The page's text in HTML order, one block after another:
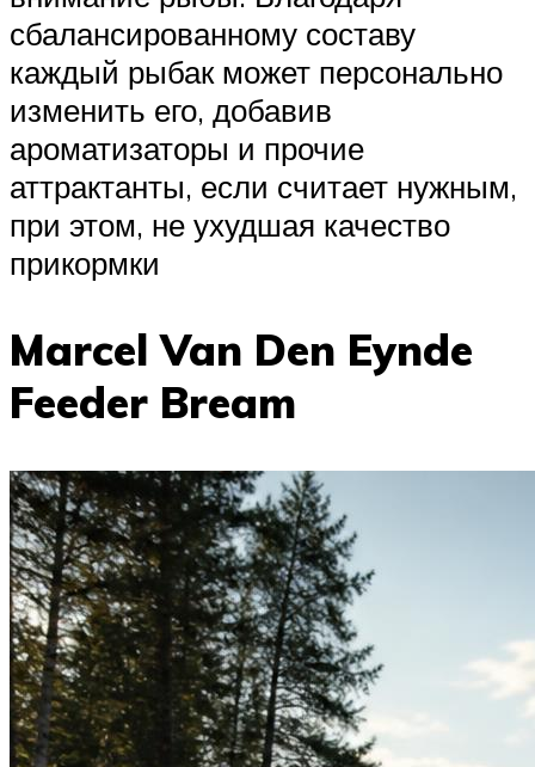
сбалансированному составу
каждый рыбак может персонально
изменить его, добавив
ароматизаторы и прочие
аттрактанты, если считает нужным,
при этом, не ухудшая качество
прикормки
Marcel Van Den Eynde
Feeder Bream